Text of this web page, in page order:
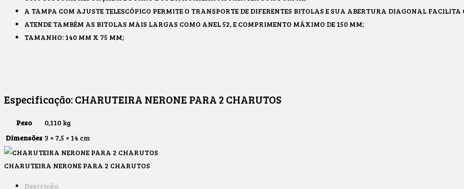
A TAMPA COM AJUSTE TELESCÓPICO PERMITE O TRANSPORTE DE DIFERENTES BITOLAS E SUA ABERTURA DIAGONAL FACILITA
ATENDE TAMBÉM AS BITOLAS MAIS LARGAS COMO ANEL 52, E COMPRIMENTO MÁXIMO DE 150 MM;
TAMANHO: 140 MM X 75 MM;
Especificação:CHARUTEIRA NERONE PARA 2 CHARUTOS
Peso
0,110 kg
Dimensões 3 × 7,5 × 14 cm
CHARUTEIRA NERONE PARA 2 CHARUTOS
Descrição